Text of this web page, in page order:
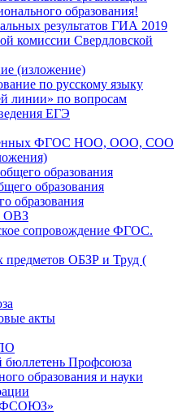
образования!
результатов ГИА 2019
комиссии Свердловской
(изложение)
по русскому языку
линии» по вопросам
ЕГЭ
ФГОС НОО, ООО, СОО
образования
образования
образования
ОВЗ
сопровождение ФГОС.
предметов ОБЗР и Труд (
акты
Профсоюза
образования и науки